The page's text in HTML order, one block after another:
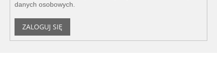
danych osobowych
ZALOGUJ SIĘ